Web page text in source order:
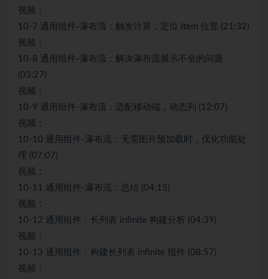
视频：
10-7 通用组件-瀑布流：触发计算，定位 item 位置 (21:32)
视频：
10-8 通用组件-瀑布流：解决瀑布流展示不全的问题
(03:27)
视频：
10-9 通用组件-瀑布流：适配移动端，动态列 (12:07)
视频：
10-10 通用组件-瀑布流：无需图片预加载时，优化功能处
理 (07:07)
视频：
10-11 通用组件-瀑布流：总结 (04:15)
视频：
10-12 通用组件：长列表 infinite 构建分析 (04:39)
视频：
10-13 通用组件：构建长列表 infinite 组件 (08:57)
视频：